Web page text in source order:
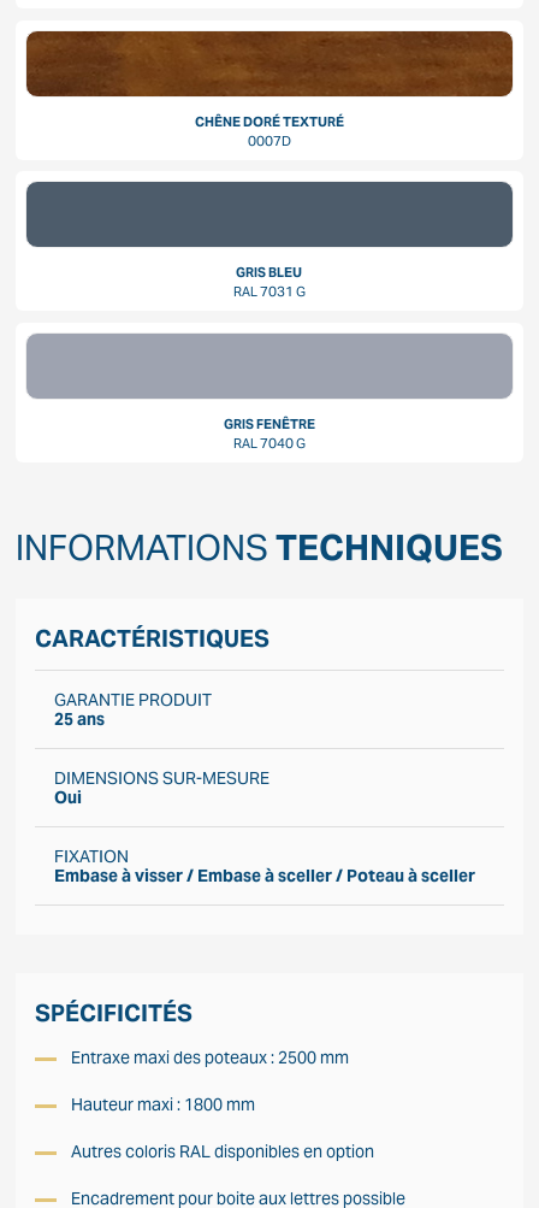
CHÊNE DORÉ TEXTURÉ
0007D
GRIS BLEU
RAL 7031 G
GRIS FENÊTRE
RAL 7040 G
INFORMATIONSTECHNIQUES
CARACTÉRISTIQUES
GARANTIE PRODUIT
25 ans
DIMENSIONS SUR-MESURE
Oui
FIXATION
Embase à visser / Embase à sceller / Poteau à sceller
SPÉCIFICITÉS
Entraxe maxi des poteaux : 2500 mm
Hauteur maxi : 1800 mm
Autres coloris RAL disponibles en option
Encadrement pour boite aux lettres possible